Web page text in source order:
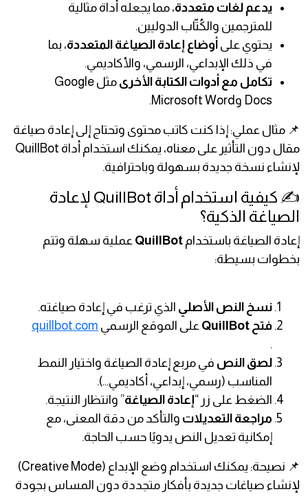
يدعم لغات متعددة، مما يجعله أداة مثالية
للمترجمين والكُتّاب الدوليين.
يحتوي على أوضاع إعادة الصياغة المتعددة، بما
في ذلك الإبداعي، الرسمي، والأكاديمي.
تكامل مع أدوات الكتابة الأخرى
مثل Google
Docs وMicrosoft Word.
📌 مثال عملي: إذا كنت كاتب محتوى وتحتاج إلى إعادة صياغة
مقال دون التأثير على معناه، يمكنك استخدام أداة QuillBot
لإنشاء نسخة جديدة بسهولة وباحترافية.
✍️ كيفية استخدام أداة QuillBot لإعادة
الصياغة الذكية؟
إعادة الصياغة باستخدام QuillBot عملية سهلة وتتم
بخطوات بسيطة:
نسخ النص الأصلي الذي ترغب في إعادة صياغته.
فتح QuillBot
على الموقع الرسمي quillbot.com
.
لصق النص في مربع إعادة الصياغة واختيار النمط
المناسب (رسمي، إبداعي، أكاديمي...).
الضغط على زر “إعادة الصياغة” وانتظار النتيجة.
مراجعة التعديلات والتأكد من دقة المعنى، مع
إمكانية تعديل النص يدويًا حسب الحاجة.
📌 نصيحة: يمكنك استخدام وضع الإبداع (Creative Mode)
لإنشاء صياغات جديدة بأفكار متجددة دون المساس بجودة